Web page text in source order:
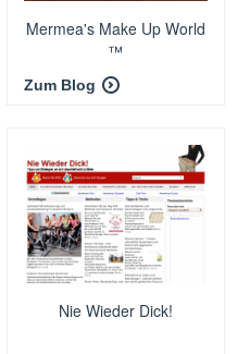
Mermea's Make Up World
™
Zum Blog
Nie Wieder Dick!